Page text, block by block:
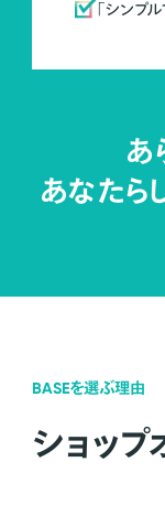
「シンプ
あ
あなたら
BASEを選ぶ理由
ショッ